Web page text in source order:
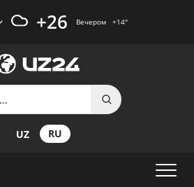
+26 Вечером +14°
UZ RU